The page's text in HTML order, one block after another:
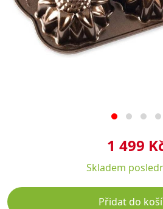
1 499
Skladem
Přidat do